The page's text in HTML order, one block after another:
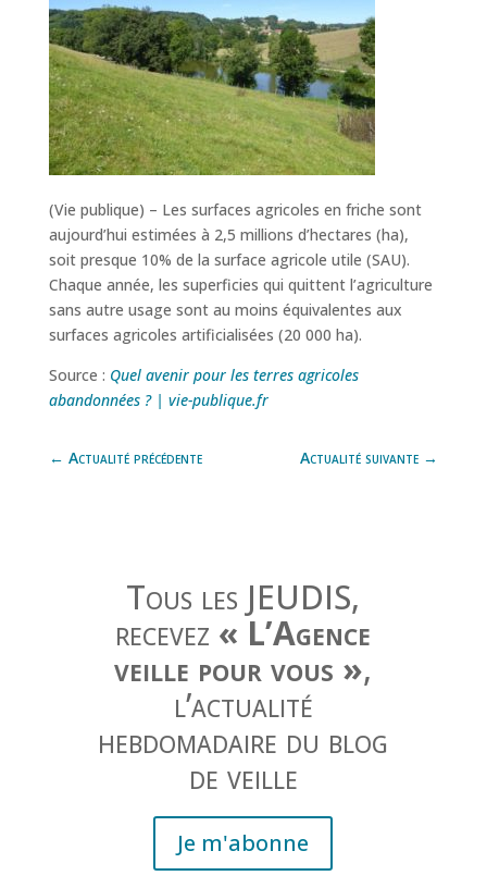
(Vie publique) – Les surfaces agricoles en friche sont
aujourd’hui estimées à 2,5 millions d’hectares (ha),
soit presque 10% de la surface agricole utile (SAU).
Chaque année, les superficies qui quittent l’agriculture
sans autre usage sont au moins équivalentes aux
surfaces agricoles artificialisées (20 000 ha).
Source : Quel avenir pour les terres agricoles
abandonnées ? | vie-publique.fr
← Actualité précédente Actualité suivante →
Tous les JEUDIS,
recevez « L’Agence
veille pour vous »,
l’actualité
hebdomadaire du blog
de veille
Je m'abonne